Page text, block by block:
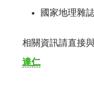
國家地理雜
相關資訊請直接
達仁